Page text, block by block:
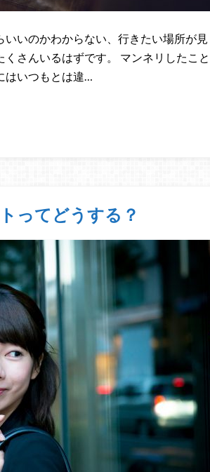
いのかわからない、行きたい場所が見
さんいるはずです。 マンネリしたこと
はいつもとは違…
ってどうする？